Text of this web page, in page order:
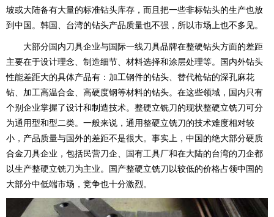
坡或大陆备有大量的标准钻头库存，而且把一些非标钻头的生产也放
到中国。韩国、台湾的钻头产品质量也不强，所以市场上也不多见。
大部分国内刀具企业与国际一线刀具品牌在整硬钻头方面的差距
主要在于设计理念、制造细节、材料选择和涂层处理等。国内外钻头
性能差距大的具体产品有：加工钢件的钻头、替代枪钻的深孔麻花
钻、加工高温合金、高硬度钢等材料的钻头。在这些领域，国内只有
个别企业掌握了设计和制造技术。整硬立铣刀的现状整硬立铣刀可分
为通用型和型二类。一般来说，通用整硬立铣刀的技术难度相对较
小，产品质量与国外的差距不是很大。事实上，中国的绝大部分硬质
合金刀具企业，包括民营刀企、国有工具厂和在大陆的台湾的刀企都
以生产整硬立铣刀为主业。国产整硬立铣刀以较低的价格占领中国的
大部分中低端市场，竞争也十分激烈。